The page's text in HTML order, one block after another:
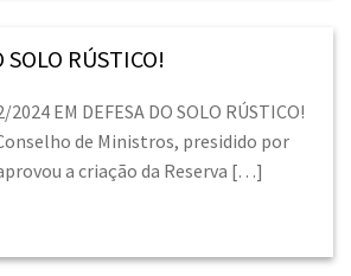
SOLO RÚSTICO!
EM DEFESA DO SOLO RÚSTICO!
de Ministros, presidido por
a criação da Reserva […]